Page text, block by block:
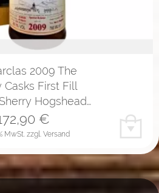
2009 The
Casks First Fill
Hogshead…
MwSt. zzgl. Versand
€